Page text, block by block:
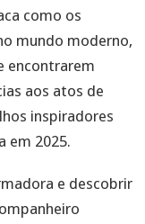
como os
mundo moderno,
encontrarem
aos atos de
inspiradores
em 2025.
e descobrir